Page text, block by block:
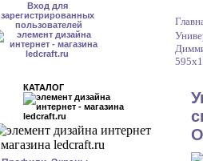
Вход для
зарегистрированных
пользователей
КАТАЛОГ